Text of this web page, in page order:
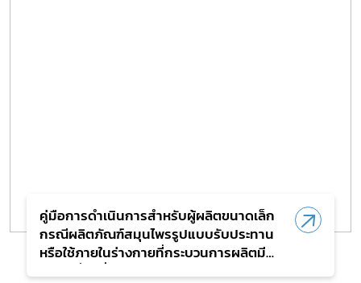
คู่มือการดำเนินการสำหรับผู้ผลิตขนาดเล็ก
กรณีผลิตภัณฑ์สมุนไพรรูปแบบรับประทาน
หรือใช้ภายในร่างกายที่กระบวนการผลิตมี
ความเสี่ยงต่ำ ตามประกาศกระทรวง